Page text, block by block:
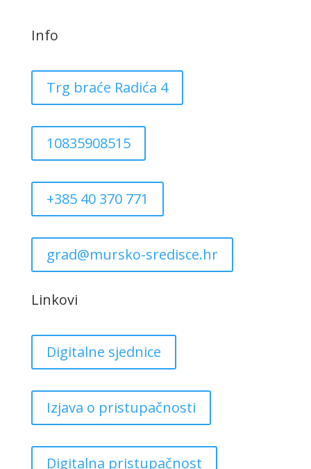
Info
Trg braće Radića 4
10835908515
+385 40 370 771
grad@mursko-sredisce.hr
Linkovi
Digitalne sjednice
Izjava o pristupačnosti
Digitalna pristupačnost